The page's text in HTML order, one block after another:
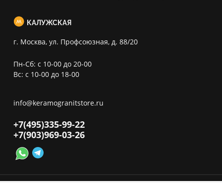
КАЛУЖСКАЯ
г. Москва, ул. Профсоюзная, д. 88/20
Пн-Сб: с 10-00 до 20-00
Вс: с 10-00 до 18-00
info@keramogranitstore.ru
+7(495)335-99-22
+7(903)969-03-26